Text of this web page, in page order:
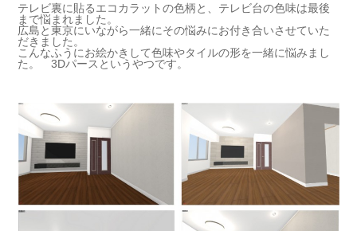
テレビ裏に貼るエコカラットの色柄と、テレビ台の色味は最後
まで悩まれました。
広島と東京にいながら一緒にその悩みにお付き合いさせていた
だきました。
こんなふうにお絵かきして色味やタイルの形を一緒に悩みまし
た。 3Dパースというやつです。